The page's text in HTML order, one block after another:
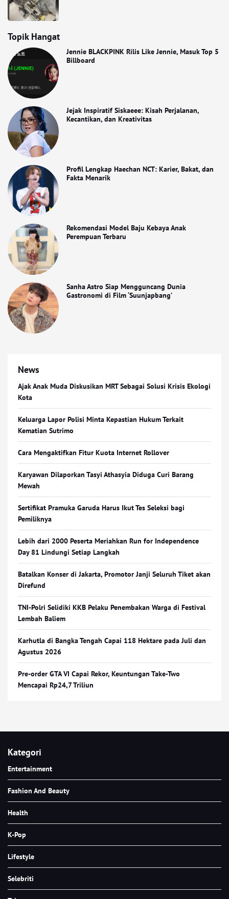
Topik Hangat
Jennie BLACKPINK Rilis Like Jennie, Masuk Top 5
Billboard
Jejak Inspiratif Siskaeee: Kisah Perjalanan,
Kecantikan, dan Kreativitas
Profil Lengkap Haechan NCT: Karier, Bakat, dan
Fakta Menarik
Rekomendasi Model Baju Kebaya Anak
Perempuan Terbaru
Sanha Astro Siap Mengguncang Dunia
Gastronomi di Film ‘Suunjapbang’
News
Ajak Anak Muda Diskusikan MRT Sebagai Solusi Krisis Ekologi
Kota
Keluarga Lapor Polisi Minta Kepastian Hukum Terkait
Kematian Sutrimo
Cara Mengaktifkan Fitur Kuota Internet Rollover
Karyawan Dilaporkan Tasyi Athasyia Diduga Curi Barang
Mewah
Sertifikat Pramuka Garuda Harus Ikut Tes Seleksi bagi
Pemiliknya
Lebih dari 2000 Peserta Meriahkan Run for Independence
Day 81 Lindungi Setiap Langkah
Batalkan Konser di Jakarta, Promotor Janji Seluruh Tiket akan
Direfund
TNI-Polri Selidiki KKB Pelaku Penembakan Warga di Festival
Lembah Baliem
Karhutla di Bangka Tengah Capai 118 Hektare pada Juli dan
Agustus 2026
Pre-order GTA VI Capai Rekor, Keuntungan Take-Two
Mencapai Rp24,7 Triliun
Kategori
Entertainment
Fashion And Beauty
Health
K-Pop
Lifestyle
Selebriti